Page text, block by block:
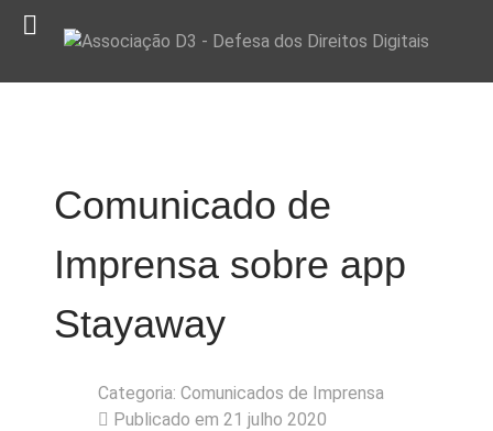
Comunicado de
Imprensa sobre app
Stayaway
Categoria: Comunicados de Imprensa
Publicado em 21 julho 2020